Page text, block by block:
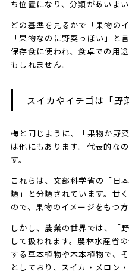
ち位置になり、分類があいま
どの基準を見るかで「果物の
「果物なのに野菜っぽい」と
保存食に使われ、食卓での用
もしれません。
スイカやイチゴは「野
梅と同じように、「果物か野
は他にもあります。代表的な
す。
これらは、文部科学省の「日
類」と分類されています。甘
ので、果物のイメージをもつ方
しかし、農業の世界では、「
して扱われます。農林水産省
する草本植物や木本植物で、
としており、スイカ・メロン